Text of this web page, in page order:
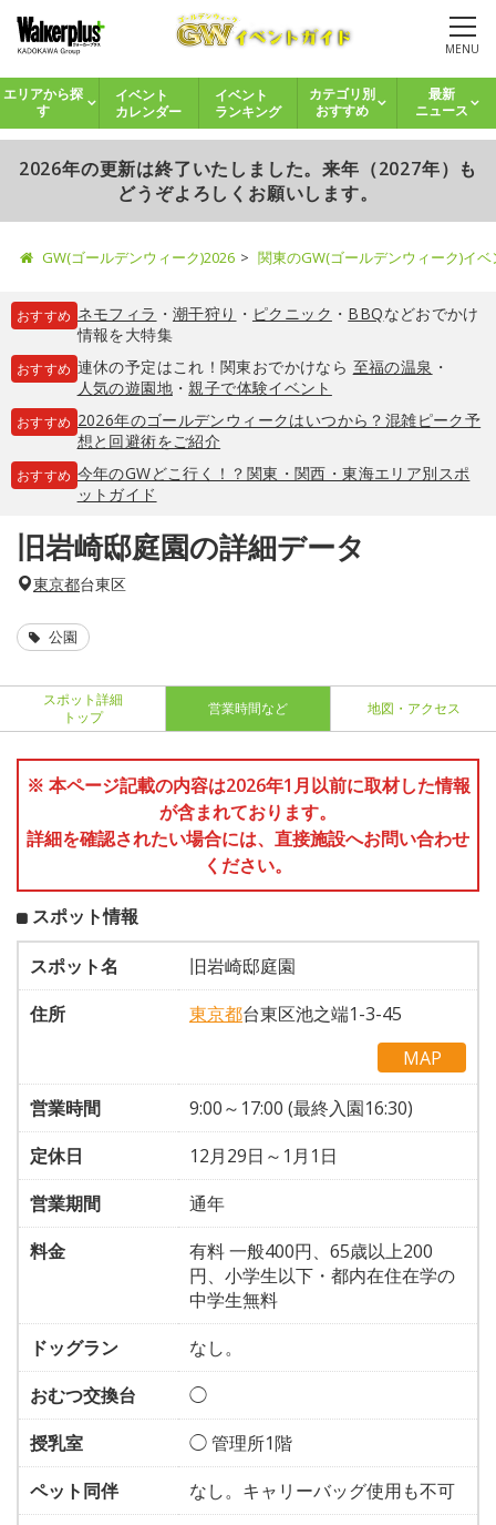
MENU
エリアから探
す
イベント
カレンダー
イベント
ランキング
カテゴリ別
おすすめ
最新
ニュース
2026年の更新は終了いたしました。来年（2027年）も
どうぞよろしくお願いします。
GW(ゴールデンウィーク)2026 関東のGW(ゴールデンウィーク)イ
おすすめ ネモフィラ ・ 潮干狩り ・ ピクニック ・ BBQなどおでかけ
情報を大特集
おすすめ 連休の予定はこれ！関東おでかけなら 至福の温泉 ・
人気の遊園地・親子で体験イベント
おすすめ 2026年のゴールデンウィークはいつから？混雑ピーク予
想と回避術をご紹介
おすすめ 今年のGWどこ行く！？関東・関西・東海エリア別スポ
ットガイド
旧岩崎邸庭園の詳細データ
東京都台東区
公園
スポット詳細
トップ
営業時間など 地図・アクセス
※ 本ページ記載の内容は2026年1月以前に取材した情報
が含まれております。
詳細を確認されたい場合には、直接施設へお問い合わせ
ください。
スポット情報
スポット名
旧岩崎邸庭園
住所
東京都台東区池之端1-3-45
MAP
営業時間
9:00～17:00 (最終入園16:30)
定休日
12月29日～1月1日
営業期間
通年
料金
有料 一般400円、65歳以上200
円、小学生以下・都内在住在学の
中学生無料
ドッグラン
なし。
おむつ交換台
◯
授乳室
◯ 管理所1階
ペット同伴
なし。キャリーバッグ使用も不可